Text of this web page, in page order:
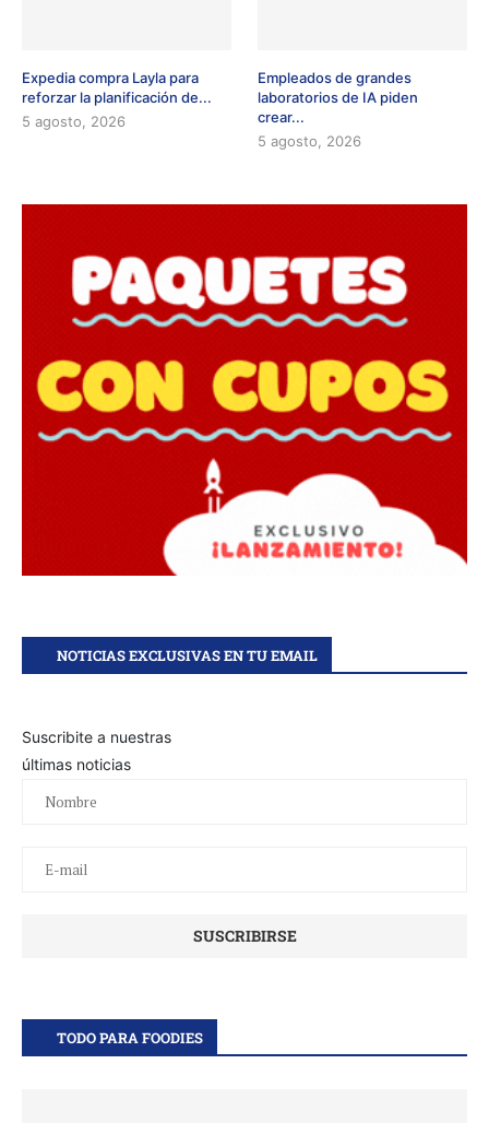
Expedia compra Layla para
reforzar la planificación de...
5 agosto, 2026
Empleados de grandes
laboratorios de IA piden
crear...
5 agosto, 2026
NOTICIAS EXCLUSIVAS EN TU EMAIL
Suscribite a nuestras
últimas noticias
TODO PARA FOODIES